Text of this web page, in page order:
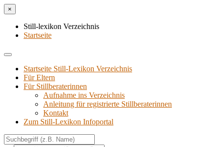
×
Still-lexikon Verzeichnis
Startseite
Startseite Still-Lexikon Verzeichnis
Für Eltern
Für Stillberaterinnen
Aufnahme ins Verzeichnis
Anlei­tung für regis­trier­te Stillberaterinnen
Kon­takt
Zum Still-Lexikon Infoportal